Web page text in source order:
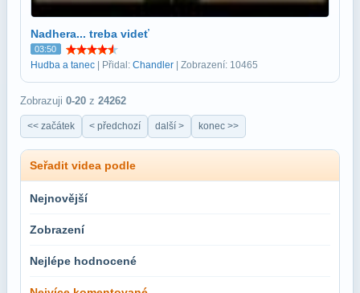
Nadhera... treba videť
03:50
Hudba a tanec | Přidal: Chandler | Zobrazení: 10465
Zobrazuji 0-20 z 24262
<< začátek < předchozí další > konec >>
Seřadit videa podle
Nejnovější
Zobrazení
Nejlépe hodnocené